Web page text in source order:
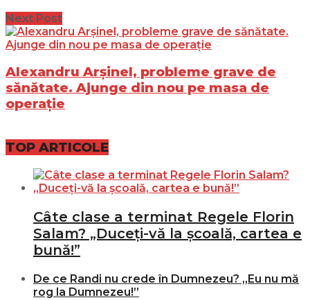
Next Post
Alexandru Arșinel, probleme grave de
sănătate. Ajunge din nou pe masa de
operație
TOP ARTICOLE
Câte clase a terminat Regele Florin
Salam? „Duceți-vă la școală, cartea e
bună!”
De ce Randi nu crede în Dumnezeu? „Eu nu mă
rog la Dumnezeu!”